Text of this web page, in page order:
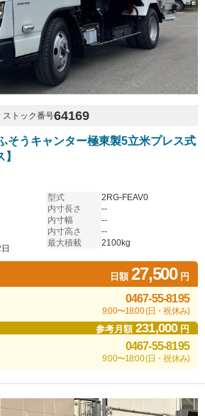
ストック番号64169
うキャンター極東製5立米プレス式
型式
2RG-FEAV0
内寸長さ
--
内寸幅
--
内寸高さ
--
最大積載
2100kg
日額27,500円
0467-55-8195
9:00〜18:00 (日・祝休み)
参考月額231,000円
0467-55-8195
9:00〜18:00 (日・祝休み)